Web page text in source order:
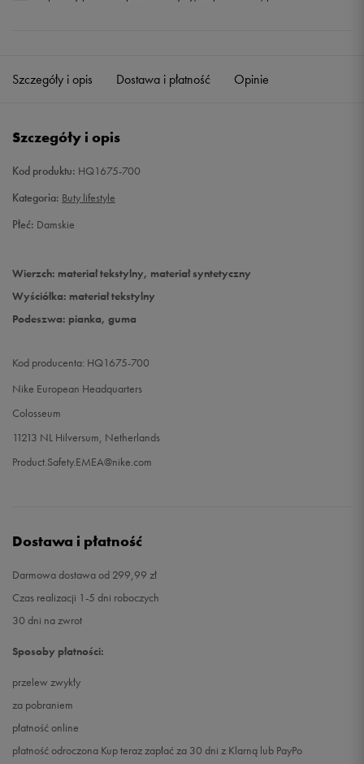
Szczegóły i opis Dostawa i płatność Opinie
Szczegóły i opis
Kod produktu: HQ1675-700
Kategoria: Buty lifestyle
Płeć: Damskie
Wierzch: materiał tekstylny, materiał syntetyczny
Wyściółka: materiał tekstylny
Podeszwa: pianka, guma
Kod producenta: HQ1675-700
Nike European Headquarters
Colosseum
11213 NL Hilversum, Netherlands
Product.Safety.EMEA@nike.com
Dostawa i płatność
Darmowa dostawa od 299,99 zł
Czas realizacji 1-5 dni roboczych
30 dni na zwrot
Sposoby płatności:
przelew zwykły
za pobraniem
płatność online
płatność odroczona Kup teraz zapłać za 30 dni z Klarną lub PayPo